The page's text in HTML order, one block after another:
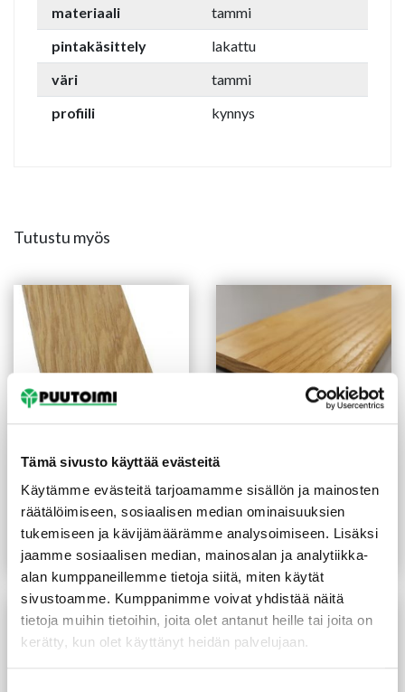
Tämä sivusto käyttää evästeitä
Käytämme evästeitä tarjoamamme sisällön ja mainosten
räätälöimiseen, sosiaalisen median ominaisuuksien
tukemiseen ja kävijämäärämme analysoimiseen. Lisäksi
jaamme sosiaalisen median, mainosalan ja analytiikka-
alan kumppaneillemme tietoja siitä, miten käytät
sivustoamme. Kumppanimme voivat yhdistää näitä
tietoja muihin tietoihin, joita olet antanut heille tai joita on
kerätty, kun olet käyttänyt heidän palvelujaan.
materiaali
tammi
pintakäsittely
lakattu
väri
tammi
profiili
kynnys
Tutustu myös
Höylätty tammi 9X68 mm
lakattu
10,90 €
Lue lisää
Kynnys saarni 92X9/29 mm
lakattu sileä
23,10€/kpl11,55€/kpl
Lue lisää